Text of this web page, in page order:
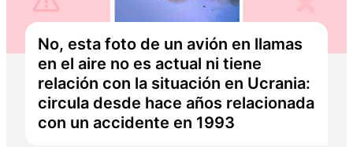
No, esta foto de un avión en llamas
en el aire no es actual ni tiene
relación con la situación en Ucrania:
circula desde hace años relacionada
con un accidente en 1993